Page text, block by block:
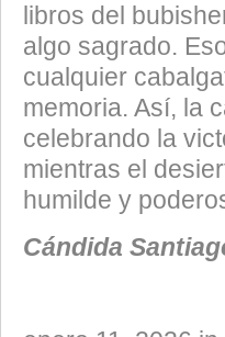
libros del
algo sagrado.
cualquier
memoria. Así, la
celebrando la
mientras el
humilde y
Cándida